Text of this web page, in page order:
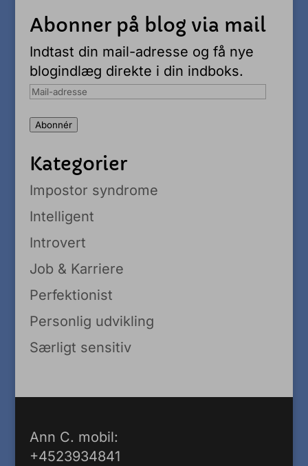
Abonner på blog via mail
Indtast din mail-adresse og få nye
blogindlæg direkte i din indboks.
Mail-
Abonnér
Kategorier
Impostor syndrome
Intelligent
Introvert
Job & Karriere
Perfektionist
Personlig udvikling
Særligt sensitiv
Ann C. mobil:
+4523934841